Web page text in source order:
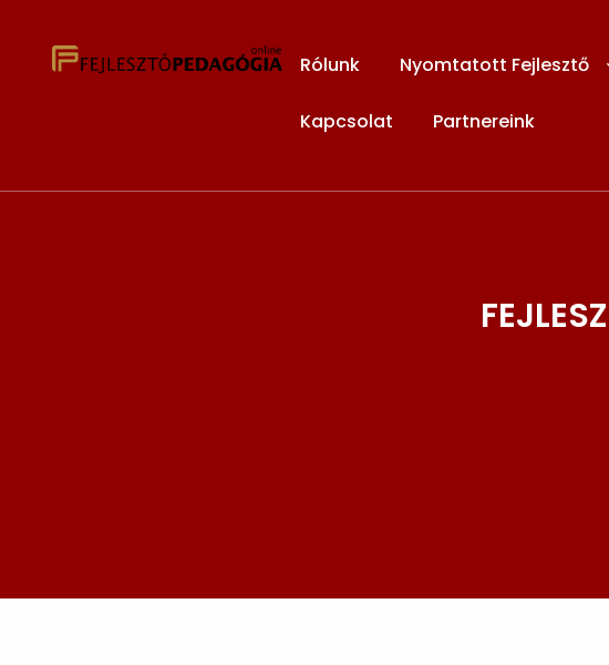
Rólunk Nyomtatott Fejlesztő
Kapcsolat Partnereink